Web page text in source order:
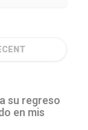
su regreso
en mis